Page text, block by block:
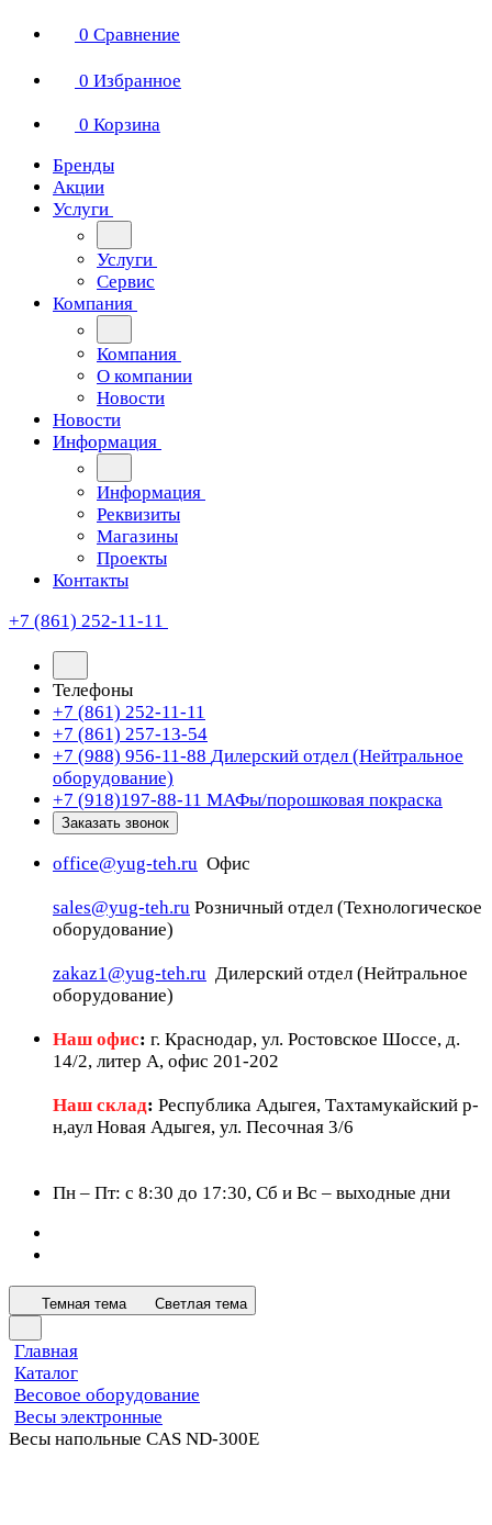
0 Сравнение
0 Избранное
0 Корзина
Бренды
Акции
Услуги
Услуги
Сервис
Компания
Компания
О компании
Новости
Новости
Информация
Информация
Реквизиты
Магазины
Проекты
Контакты
+7 (861) 252-11-11
Телефоны
+7 (861) 252-11-11
+7 (861) 257-13-54
+7 (988) 956-11-88 Дилерский отдел (Нейтральное
оборудование)
+7 (918)197-88-11 МАФы/порошковая покраска
Заказать звонок
office@yug-teh.ru Офис
sales@yug-teh.ru Розничный отдел (Технологическое
оборудование)
zakaz1@yug-teh.ru Дилерский отдел (Нейтральное
оборудование)
Наш офис: г. Краснодар, ул. Ростовское Шоссе, д.
14/2, литер А, офис 201-202
Наш склад: Республика Адыгея, Тахтамукайский р-
н,аул Новая Адыгея, ул. Песочная 3/6
Пн – Пт: c 8:30 до 17:30, Сб и Вс – выходные дни
Темная тема Светлая тема
Главная
Каталог
Весовое оборудование
Весы электронные
Весы напольные CAS ND-300E